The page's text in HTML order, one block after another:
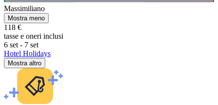
Massimiliano
Mostra meno
118 €
tasse e oneri inclusi
6 set - 7 set
Hotel Holidays
Mostra altro